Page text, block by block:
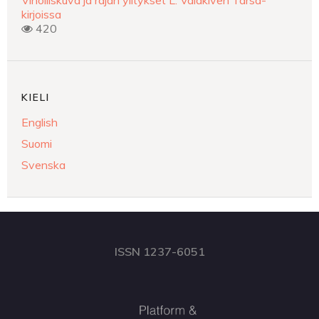
kirjoissa
420
KIELI
English
Suomi
Svenska
ISSN 1237-6051